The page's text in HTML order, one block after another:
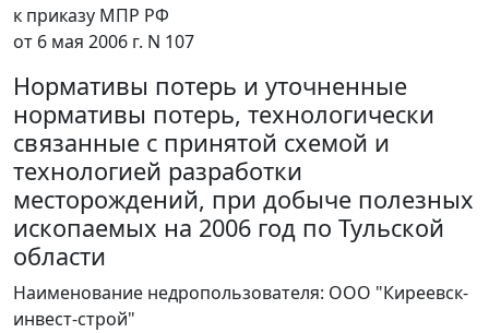
к приказу МПР РФ
от 6 мая 2006 г. N 107
Нормативы потерь и уточненные
нормативы потерь, технологически
связанные с принятой схемой и
технологией разработки
месторождений, при добыче полезных
ископаемых на 2006 год по Тульской
области
Наименование недропользователя: ООО "Киреевск-
инвест-строй"